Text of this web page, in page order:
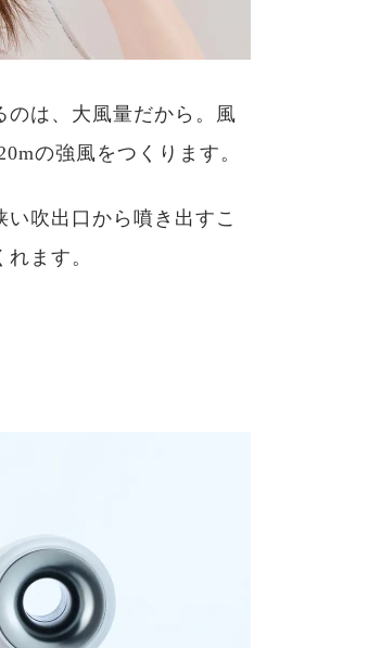
のは、大風量だから。風
の強風をつくります。
吹出口から噴き出すこ
ます。